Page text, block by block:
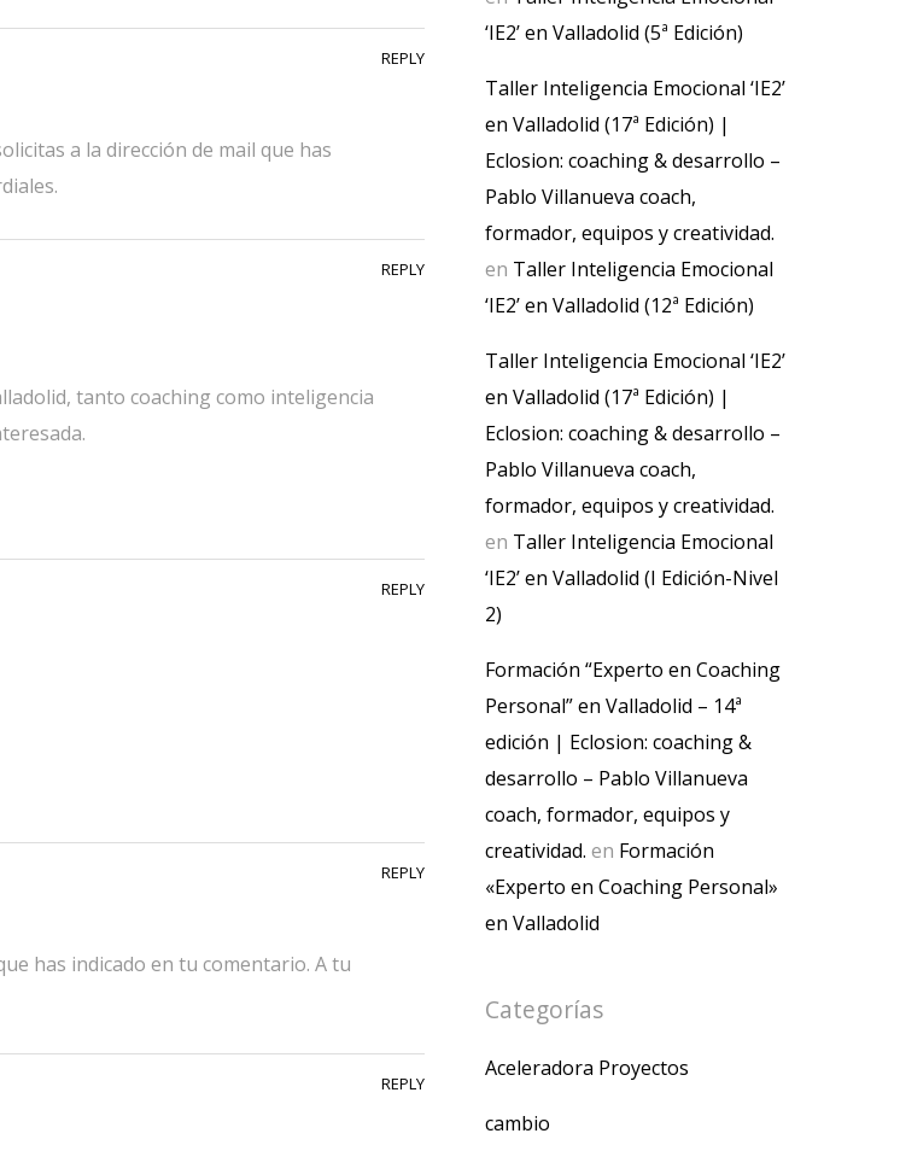
a la dirección de mail que has
REPLY
tanto coaching como inteligencia
REPLY
REPLY
has indicado en tu comentario. A tu
REPLY
REPLY
‘IE2’ en Valladolid (5ª Edición)
Taller Inteligencia Emocional ‘IE2’
en Valladolid (17ª Edición) |
Eclosion: coaching & desarrollo –
Pablo Villanueva coach,
formador, equipos y creatividad.
en Taller Inteligencia Emocional
‘IE2’ en Valladolid (12ª Edición)
Taller Inteligencia Emocional ‘IE2’
en Valladolid (17ª Edición) |
Eclosion: coaching & desarrollo –
Pablo Villanueva coach,
formador, equipos y creatividad.
en Taller Inteligencia Emocional
‘IE2’ en Valladolid (I Edición-Nivel
2)
Formación “Experto en Coaching
Personal” en Valladolid – 14ª
edición | Eclosion: coaching &
desarrollo – Pablo Villanueva
coach, formador, equipos y
creatividad. en Formación
«Experto en Coaching Personal»
en Valladolid
Categorías
Aceleradora Proyectos
cambio